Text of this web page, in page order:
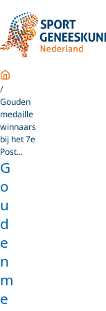
Home
Gouden
medaille
winnaars
bij het 7e
Post...
G
o
u
d
e
n
m
e